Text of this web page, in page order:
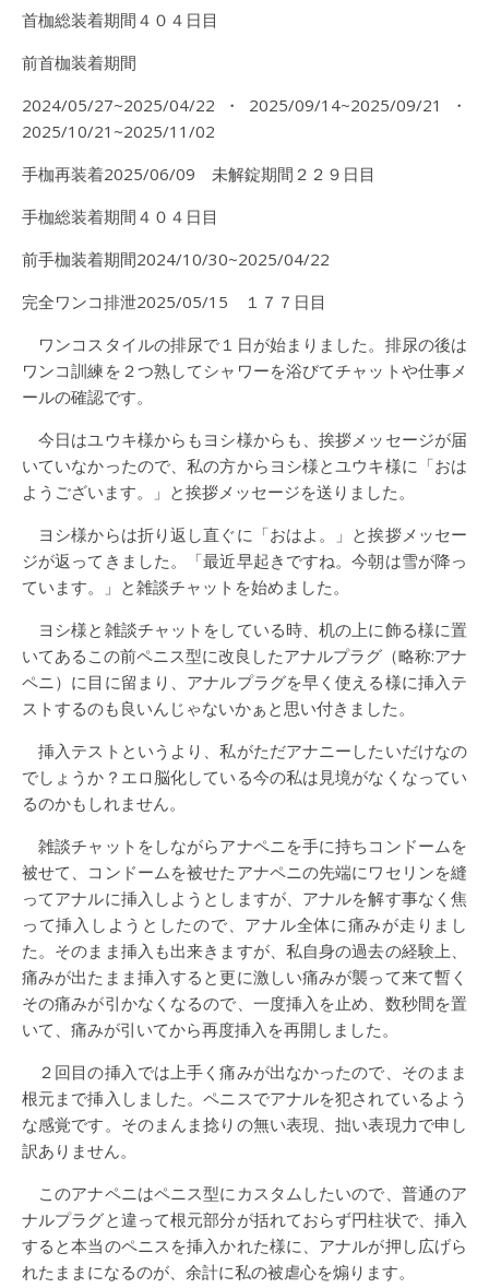
首枷総装着期間４０４日目
前首枷装着期間
2024/05/27~2025/04/22・2025/09/14~2025/09/21・
2025/10/21~2025/11/02
手枷再装着2025/06/09 未解錠期間２２９日目
手枷総装着期間４０４日目
前手枷装着期間2024/10/30~2025/04/22
完全ワンコ排泄2025/05/15 １７７日目
ワンコスタイルの排尿で１日が始まりました。排尿の後は
ワンコ訓練を２つ熟してシャワーを浴びてチャットや仕事メ
ールの確認です。
今日はユウキ様からもヨシ様からも、挨拶メッセージが届
いていなかったので、私の方からヨシ様とユウキ様に「おは
ようございます。」と挨拶メッセージを送りました。
ヨシ様からは折り返し直ぐに「おはよ。」と挨拶メッセー
ジが返ってきました。「最近早起きですね。今朝は雪が降っ
ています。」と雑談チャットを始めました。
ヨシ様と雑談チャットをしている時、机の上に飾る様に置
いてあるこの前ペニス型に改良したアナルプラグ（略称:アナ
ペニ）に目に留まり、アナルプラグを早く使える様に挿入テ
ストするのも良いんじゃないかぁと思い付きました。
挿入テストというより、私がただアナニーしたいだけなの
でしょうか？エロ脳化している今の私は見境がなくなってい
るのかもしれません。
雑談チャットをしながらアナペニを手に持ちコンドームを
被せて、コンドームを被せたアナペニの先端にワセリンを縫
ってアナルに挿入しようとしますが、アナルを解す事なく焦
って挿入しようとしたので、アナル全体に痛みが走りまし
た。そのまま挿入も出来きますが、私自身の過去の経験上、
痛みが出たまま挿入すると更に激しい痛みが襲って来て暫く
その痛みが引かなくなるので、一度挿入を止め、数秒間を置
いて、痛みが引いてから再度挿入を再開しました。
２回目の挿入では上手く痛みが出なかったので、そのまま
根元まで挿入しました。ペニスでアナルを犯されているよう
な感覚です。そのまんま捻りの無い表現、拙い表現力で申し
訳ありません。
このアナペニはペニス型にカスタムしたいので、普通のア
ナルプラグと違って根元部分が括れておらず円柱状で、挿入
すると本当のペニスを挿入かれた様に、アナルが押し広げら
れたままになるのが、余計に私の被虐心を煽ります。